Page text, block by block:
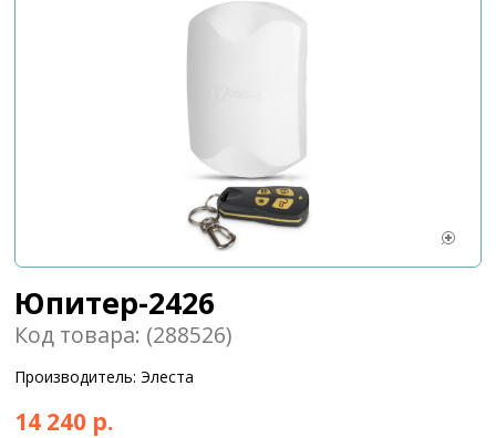
Юпитер-2426
Код товара: (288526)
Производитель: Элеста
14 240 р.